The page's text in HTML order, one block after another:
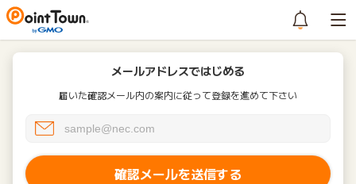
メールアドレスではじめる
届いた確認メール内の案内に従って登録を進めて下さい
確認メールを送信する